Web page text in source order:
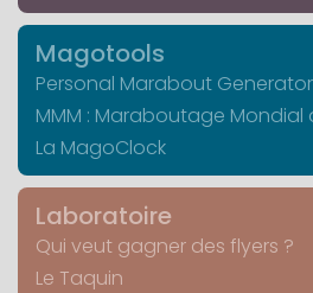
Magotools
Personal Marabout Generator
MMM : Maraboutage
La MagoClock
Laboratoire
Qui veut gagner des flyers ?
Le Taquin